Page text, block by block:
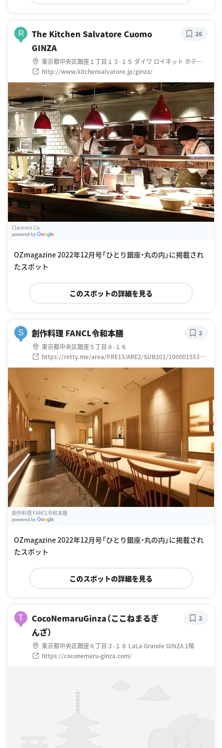
R
The Kitchen Salvatore Cuomo
GINZA
東京都中央区銀座１丁目１３-１５ ダイワ ロイネット ホテル
銀座 2F
http://www.kitchensalvatore.jp/ginza/
26
Clarence Cu
OZmagazine 2022年12月号「ひとり銀座・丸の内」に掲載され
たスポット
このスポットの詳細を見る
S 創作料理 FANCL令和本膳
東京都中央区銀座５丁目８-１６
https://retty.me/area/PRE13/ARE2/SUB201/10000155389
5/
2
創作料理 FANCL令和本膳
OZmagazine 2022年12月号「ひとり銀座・丸の内」に掲載され
たスポット
このスポットの詳細を見る
T
CocoNemaruGinza（ここねまるぎ
んざ）
東京都中央区銀座６丁目３-１８ LaLa Grande GINZA 1階
https://coconemaru-ginza.com/
2